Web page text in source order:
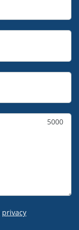
5000
privacy